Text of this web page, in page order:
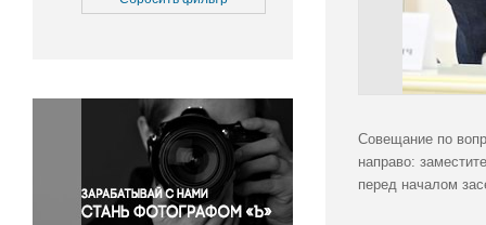
Окружающая среда
Политика
Правосудие
Происшествия и конфликты
Религия
Совещание по
направо:
перед началом